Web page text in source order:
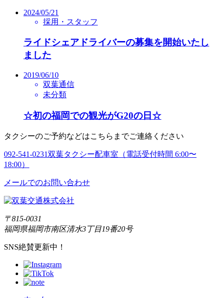
2024/05/21
採用・スタッフ
ライドシェアドライバーの募集を開始いたし
ました
2019/06/10
双葉通信
未分類
☆初の福岡での観光がG20の日☆
タクシーのご予約などはこちらまでご連絡ください
092-541-0231双葉タクシー配車室（電話受付時間 6:00〜
18:00）
メールでのお問い合わせ
〒815-0031
福岡県福岡市南区清水3丁目19番20号
SNS絶賛更新中！